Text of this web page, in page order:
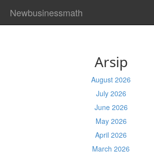
Newbusinessmath
Arsip
August 2026
July 2026
June 2026
May 2026
April 2026
March 2026